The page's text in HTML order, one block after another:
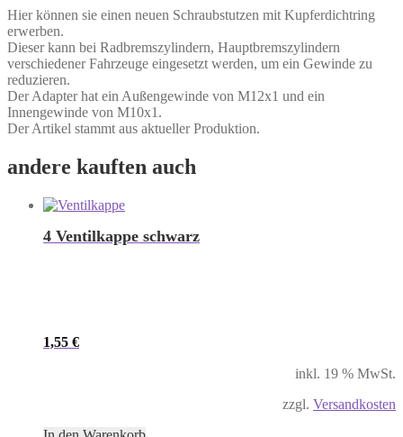
Hier können sie einen neuen Schraubstutzen mit Kupferdichtring
erwerben.
Dieser kann bei Radbremszylindern, Hauptbremszylindern
verschiedener Fahrzeuge eingesetzt werden, um ein Gewinde zu
reduzieren.
Der Adapter hat ein Außengewinde von M12x1 und ein
Innengewinde von M10x1.
Der Artikel stammt aus aktueller Produktion.
andere kauften auch
4 Ventilkappe schwarz
1,55 €
inkl. 19 % MwSt.
zzgl. Versandkosten